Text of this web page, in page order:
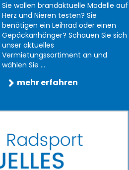
Sie wollen brandaktuelle Modelle auf
Herz und Nieren testen? Sie
benötigen ein Leihrad oder einen
Gepäckanhänger? Schauen Sie sich
unser aktuelles
Vermietungssortiment an und
wählen Sie ...
mehr erfahren